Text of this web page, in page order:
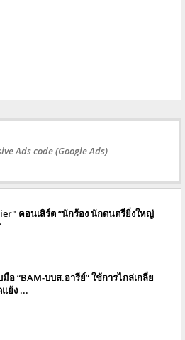
Ads code (Google Ads)
คอนเสิร์ต “นักร้อง นักดนตรียิ่งใหญ่
อ “BAM-บบส.อารีย์” ใช้การไกล่เกลี่ย
ย้ง ...